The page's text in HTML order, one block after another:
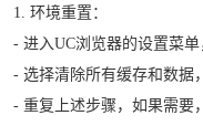
1. 环境重置：
- 进入UC浏览器的设置菜单
- 选择清除所有缓存和数据
- 重复上述步骤，如果需要